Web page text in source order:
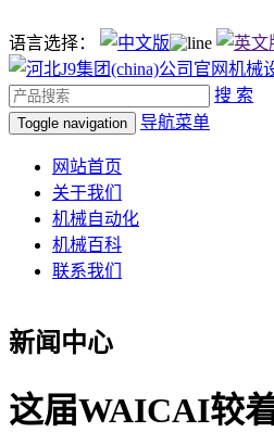
语言选择：
搜 索
Toggle navigation 导航菜单
网站首页
关于我们
机械自动化
机械百科
联系我们
新闻中心
这届WAICAI较